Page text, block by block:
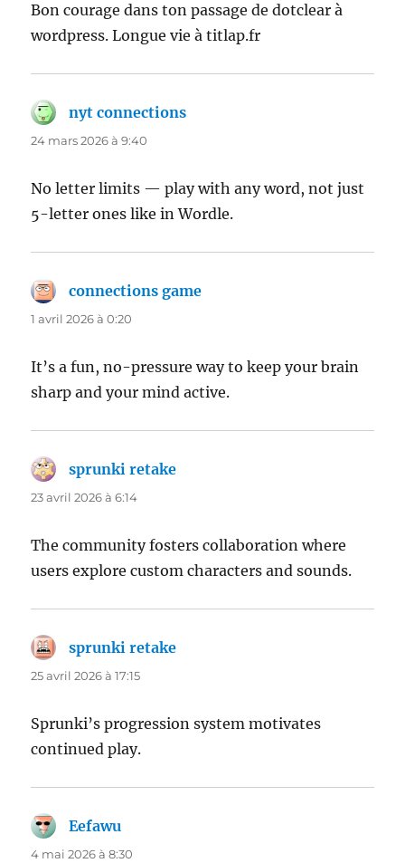
Bon courage dans ton passage de dotclear à
wordpress. Longue vie à titlap.fr
nyt connections
24 mars 2026 à 9:40
No letter limits — play with any word, not just
5-letter ones like in Wordle.
connections game
1 avril 2026 à 0:20
It’s a fun, no-pressure way to keep your brain
sharp and your mind active.
sprunki retake
23 avril 2026 à 6:14
The community fosters collaboration where
users explore custom characters and sounds.
sprunki retake
25 avril 2026 à 17:15
Sprunki’s progression system motivates
continued play.
Eefawu
4 mai 2026 à 8:30